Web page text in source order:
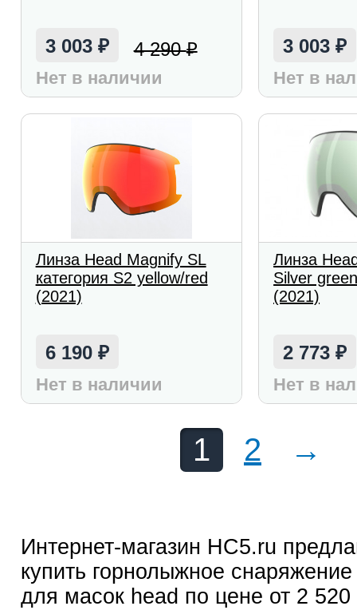
3 003 ₽ 4 290₽
Нет в наличии
3 003₽
Нет в
Линза Head Magnify SL
категория S2 yellow/red
(2021)
6 190 ₽
Нет в наличии
Линза
Silver
(2021)
2 773₽
Нет в
1 2 →
Интернет-магазин HC5.ru
купить горнолыжное
для масок head по цене от 2